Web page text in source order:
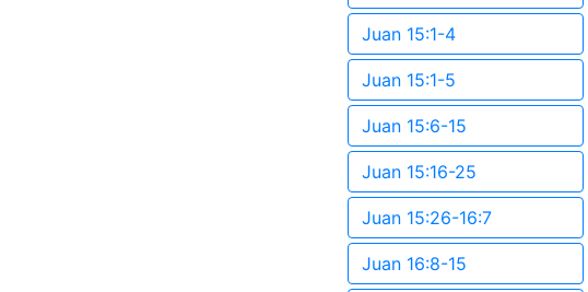
Juan 15:1-4
Juan 15:1-5
Juan 15:6-15
Juan 15:16-25
Juan 15:26-16:7
Juan 16:8-15